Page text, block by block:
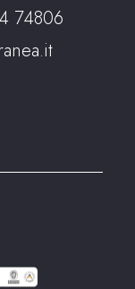
74806